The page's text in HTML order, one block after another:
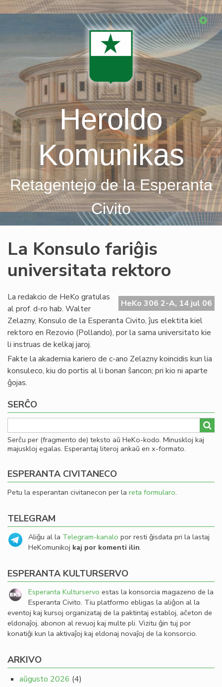
Skip
Heroldo
Komunikas
Retagentejo de la Esperanta
Civito
La Konsulo fariĝis
universitata rektoro
HeKo 306 2-A, 14 jul 06
La redakcio de HeKo gratulas
al prof. d-ro hab. Walter
Zelazny, Konsulo de la Esperanta Civito, ĵus elektita kiel
rektoro en Rezovio (Pollando), por la sama universitato kie
li instruas de kelkaj jaroj.
Fakte la akademia kariero de c-ano Zelazny koincidis kun lia
konsuleco, kiu do portis al li bonan ŝancon; pri kio ni aparte
ĝojas.
SERĈO
Serĉu per (fragmento de) teksto aŭ HeKo-kodo. Minuskloj kaj
majuskloj egalas. Esperantaj literoj ankaŭ en x-formato.
ESPERANTA CIVITANECO
Petu la esperantan civitanecon per la reta formularo.
TELEGRAM
Aliĝu al la Telegram-kanalo por resti ĝisdata pri la lastaj
HeKomunikoj kaj por komenti ilin.
ESPERANTA KULTURSERVO
Esperanta Kulturservo estas la konsorcia magazeno de la
Esperanta Civito. Tiu platformo ebligas la aliĝon al la
eventoj kaj kursoj organizataj de la paktintaj establoj, aĉeton de
eldonaĵoj, abonon al revuoj kaj multe pli. Vizitu ĝin tuj por
konatiĝi kun la aktivaĵoj kaj eldonaj novaĵoj de la konsorcio.
ARKIVO
aŭgusto 2026 (4)